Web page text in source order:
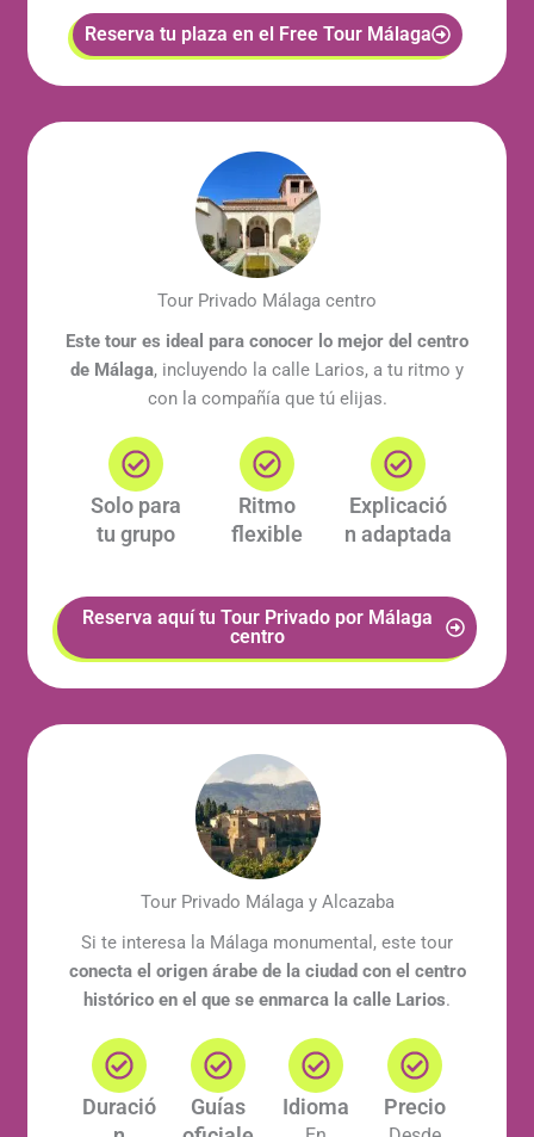
Reserva tu plaza en el Free Tour Málaga
Tour Privado Málaga centro
Este tour es ideal para conocer lo mejor del centro
de Málaga, incluyendo la calle Larios, a tu ritmo y
con la compañía que tú elijas.
Solo para
tu grupo
Ritmo
flexible
Explicació
n adaptada
Reserva aquí tu Tour Privado por Málaga
centro
Tour Privado Málaga y Alcazaba
Si te interesa la Málaga monumental, este tour
conecta el origen árabe de la ciudad con el centro
histórico en el que se enmarca la calle Larios.
Duració
Guías
Idioma Precio